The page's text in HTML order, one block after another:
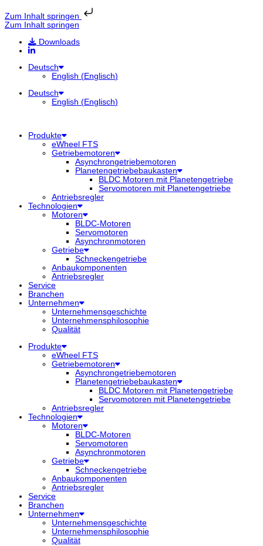
Zum Inhalt springen
Zum Inhalt springen
Downloads
Deutsch
English (Englisch)
Deutsch
English (Englisch)
Produkte
eWheel FTS
Getriebemotoren
Asynchrongetriebemotoren
Planetengetriebebaukasten
BLDC Motoren mit Planetengetriebe
Servomotoren mit Planetengetriebe
Antriebsregler
Technologien
Motoren
BLDC-Motoren
Servomotoren
Asynchronmotoren
Getriebe
Schneckengetriebe
Anbaukomponenten
Antriebsregler
Service
Branchen
Unternehmen
Unternehmensgeschichte
Unternehmensphilosophie
Qualität
Produkte
eWheel FTS
Getriebemotoren
Asynchrongetriebemotoren
Planetengetriebebaukasten
BLDC Motoren mit Planetengetriebe
Servomotoren mit Planetengetriebe
Antriebsregler
Technologien
Motoren
BLDC-Motoren
Servomotoren
Asynchronmotoren
Getriebe
Schneckengetriebe
Anbaukomponenten
Antriebsregler
Service
Branchen
Unternehmen
Unternehmensgeschichte
Unternehmensphilosophie
Qualität